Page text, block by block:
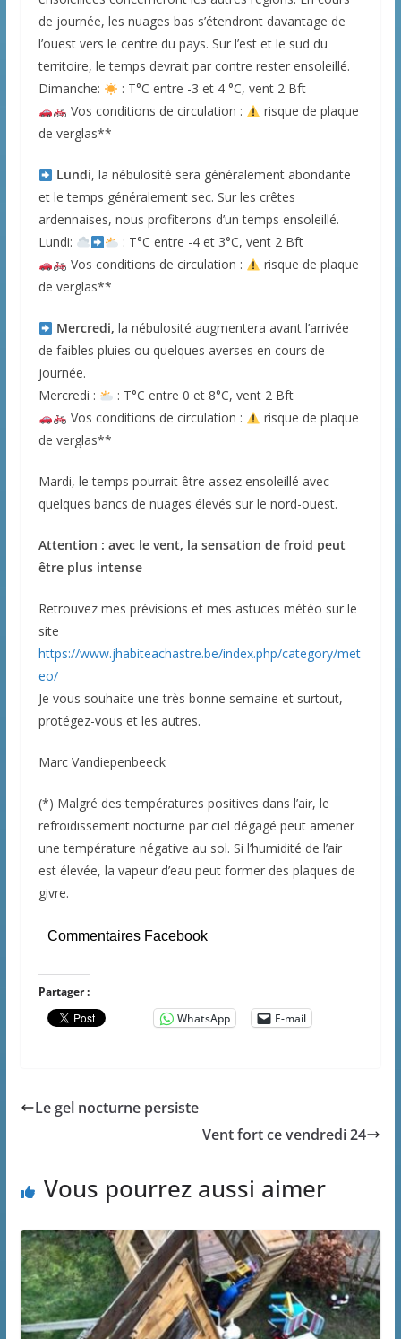
de journée, les nuages bas s’étendront davantage de
l’ouest vers le centre du pays. Sur l’est et le sud du
territoire, le temps devrait par contre rester ensoleillé.
Dimanche:
: T°C entre -3 et 4 °C, vent 2 Bft
Vos conditions de circulation :
risque de plaque
de verglas**
Lundi, la nébulosité sera généralement abondante
et le temps généralement sec. Sur les crêtes
ardennaises, nous profiterons d’un temps ensoleillé.
Lundi:
: T°C entre -4 et 3°C, vent 2 Bft
Vos conditions de circulation :
risque de plaque
de verglas**
Mercredi, la nébulosité augmentera avant l’arrivée
de faibles pluies ou quelques averses en cours de
journée.
Mercredi :
: T°C entre 0 et 8°C, vent 2 Bft
Vos conditions de circulation :
risque de plaque
de verglas**
Mardi, le temps pourrait être assez ensoleillé avec
quelques bancs de nuages élevés sur le nord-ouest.
Attention : avec le vent, la sensation de froid peut
être plus intense
Retrouvez mes prévisions et mes astuces météo sur le
site
https://www.jhabiteachastre.be/index.php/category/met
eo/
Je vous souhaite une très bonne semaine et surtout,
protégez-vous et les autres.
Marc Vandiepenbeeck
(*) Malgré des températures positives dans l’air, le
refroidissement nocturne par ciel dégagé peut amener
une température négative au sol. Si l’humidité de l’air
est élevée, la vapeur d’eau peut former des plaques de
givre.
Commentaires Facebook
Partager :
WhatsApp
E-mail
Le gel nocturne persiste
Vent fort ce vendredi 24
Vous pourrez aussi aimer